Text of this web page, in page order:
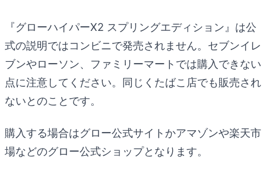
『グローハイパーX2 スプリングエディション』は公
式の説明ではコンビニで発売されません。セブンイレ
ブンやローソン、ファミリーマートでは購入できない
点に注意してください。同じくたばこ店でも販売され
ないとのことです。
購入する場合はグロー公式サイトかアマゾンや楽天市
場などのグロー公式ショップとなります。